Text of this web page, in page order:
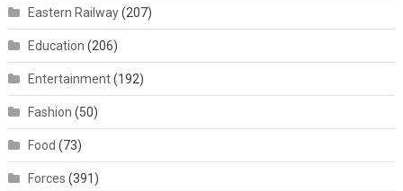
Eastern Railway(207)
Education (206)
Entertainment(192)
Fashion (50)
Food (73)
Forces (391)